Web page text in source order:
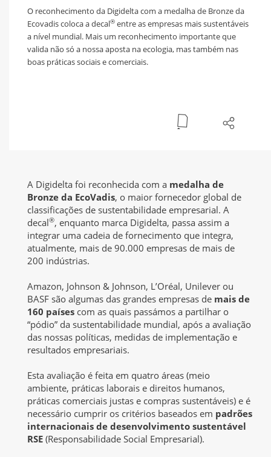
O reconhecimento da Digidelta com a medalha de Bronze da
Ecovadis coloca a decal® entre as empresas mais sustentáveis
a nível mundial. Mais um reconhecimento importante que
valida não só a nossa aposta na ecologia, mas também nas
boas práticas sociais e comerciais.
A Digidelta foi reconhecida com a medalha de
Bronze da EcoVadis, o maior fornecedor global de
classificações de sustentabilidade empresarial. A
decal®, enquanto marca Digidelta, passa assim a
integrar uma cadeia de fornecimento que integra,
atualmente, mais de 90.000 empresas de mais de
200 indústrias.
Amazon, Johnson & Johnson, L’Oréal, Unilever ou
BASF são algumas das grandes empresas de mais de
160 países com as quais passámos a partilhar o
“pódio” da sustentabilidade mundial, após a avaliação
das nossas políticas, medidas de implementação e
resultados empresariais.
Esta avaliação é feita em quatro áreas (meio
ambiente, práticas laborais e direitos humanos,
práticas comerciais justas e compras sustentáveis) e é
necessário cumprir os critérios baseados em padrões
internacionais de desenvolvimento sustentável
RSE (Responsabilidade Social Empresarial).